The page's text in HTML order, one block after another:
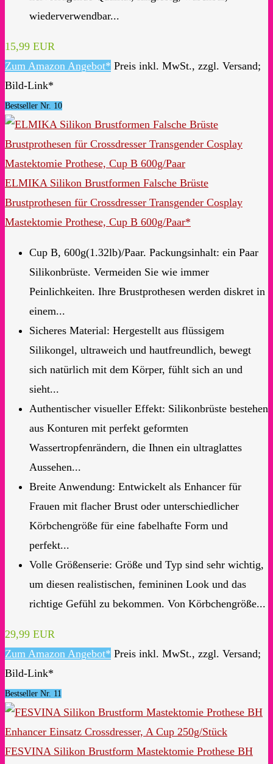
wiederverwendbar...
15,99 EUR
Zum Amazon Angebot* Preis inkl. MwSt., zzgl. Versand;
Bild-Link*
Bestseller Nr. 10
ELMIKA Silikon Brustformen Falsche Brüste
Brustprothesen für Crossdresser Transgender Cosplay
Mastektomie Prothese, Cup B 600g/Paar*
Cup B, 600g(1.32lb)/Paar. Packungsinhalt: ein Paar
Silikonbrüste. Vermeiden Sie wie immer
Peinlichkeiten. Ihre Brustprothesen werden diskret in
einem...
Sicheres Material: Hergestellt aus flüssigem
Silikongel, ultraweich und hautfreundlich, bewegt
sich natürlich mit dem Körper, fühlt sich an und
sieht...
Authentischer visueller Effekt: Silikonbrüste bestehen
aus Konturen mit perfekt geformten
Wassertropfenrändern, die Ihnen ein ultraglattes
Aussehen...
Breite Anwendung: Entwickelt als Enhancer für
Frauen mit flacher Brust oder unterschiedlicher
Körbchengröße für eine fabelhafte Form und
perfekt...
Volle Größenserie: Größe und Typ sind sehr wichtig,
um diesen realistischen, femininen Look und das
richtige Gefühl zu bekommen. Von Körbchengröße...
29,99 EUR
Zum Amazon Angebot* Preis inkl. MwSt., zzgl. Versand;
Bild-Link*
Bestseller Nr. 11
FESVINA Silikon Brustform Mastektomie Prothese BH